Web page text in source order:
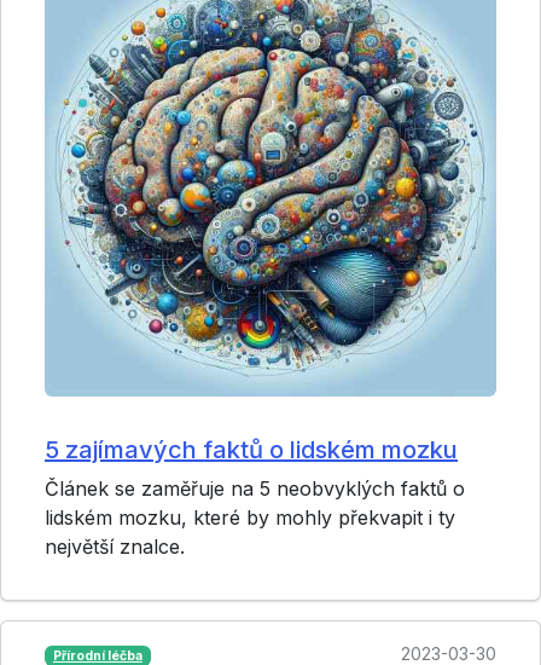
5 zajímavých faktů o lidském mozku
Článek se zaměřuje na 5 neobvyklých faktů o
lidském mozku, které by mohly překvapit i ty
největší znalce.
Přírodní léčba 2023-03-30